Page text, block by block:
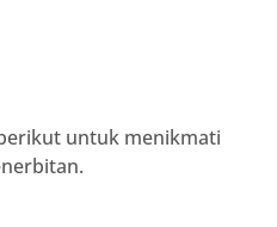
untuk menikmati